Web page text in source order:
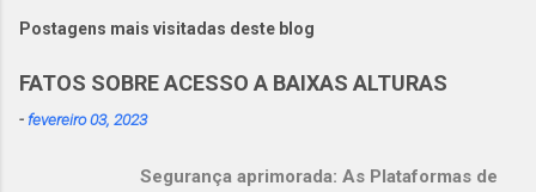
Postagens mais visitadas deste blog
FATOS SOBRE ACESSO A BAIXAS ALTURAS
- fevereiro 03, 2023
Segurança aprimorada: As Plataformas de